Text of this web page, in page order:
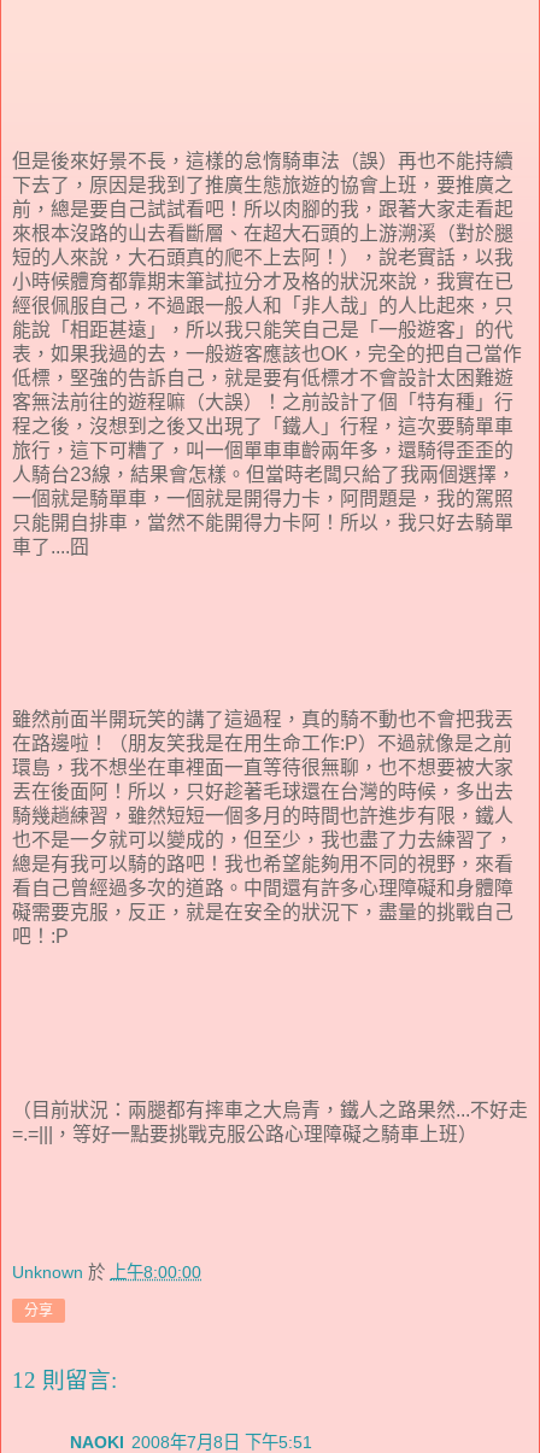
但是後來好景不長，這樣的怠惰騎車法（誤）再也不能持續
下去了，原因是我到了推廣生態旅遊的協會上班，要推廣之
前，總是要自己試試看吧！所以肉腳的我，跟著大家走看起
來根本沒路的山去看斷層、在超大石頭的上游溯溪（對於腿
短的人來說，大石頭真的爬不上去阿！），說老實話，以我
小時候體育都靠期末筆試拉分才及格的狀況來說，我實在已
經很佩服自己，不過跟一般人和「非人哉」的人比起來，只
能說「相距甚遠」，所以我只能笑自己是「一般遊客」的代
表，如果我過的去，一般遊客應該也OK，完全的把自己當作
低標，堅強的告訴自己，就是要有低標才不會設計太困難遊
客無法前往的遊程嘛（大誤）！之前設計了個「特有種」行
程之後，沒想到之後又出現了「鐵人」行程，這次要騎單車
旅行，這下可糟了，叫一個單車車齡兩年多，還騎得歪歪的
人騎台23線，結果會怎樣。但當時老闆只給了我兩個選擇，
一個就是騎單車，一個就是開得力卡，阿問題是，我的駕照
只能開自排車，當然不能開得力卡阿！所以，我只好去騎單
車了....囧
雖然前面半開玩笑的講了這過程，真的騎不動也不會把我丟
在路邊啦！（朋友笑我是在用生命工作:P）不過就像是之前
環島，我不想坐在車裡面一直等待很無聊，也不想要被大家
丟在後面阿！所以，只好趁著毛球還在台灣的時候，多出去
騎幾趟練習，雖然短短一個多月的時間也許進步有限，鐵人
也不是一夕就可以變成的，但至少，我也盡了力去練習了，
總是有我可以騎的路吧！我也希望能夠用不同的視野，來看
看自己曾經過多次的道路。中間還有許多心理障礙和身體障
礙需要克服，反正，就是在安全的狀況下，盡量的挑戰自己
吧！:P
（目前狀況：兩腿都有摔車之大烏青，鐵人之路果然...不好走
=.=|||，等好一點要挑戰克服公路心理障礙之騎車上班）
Unknown 於 上午8:00:00
分享
12 則留言:
NAOKI 2008年7月8日 下午5:51